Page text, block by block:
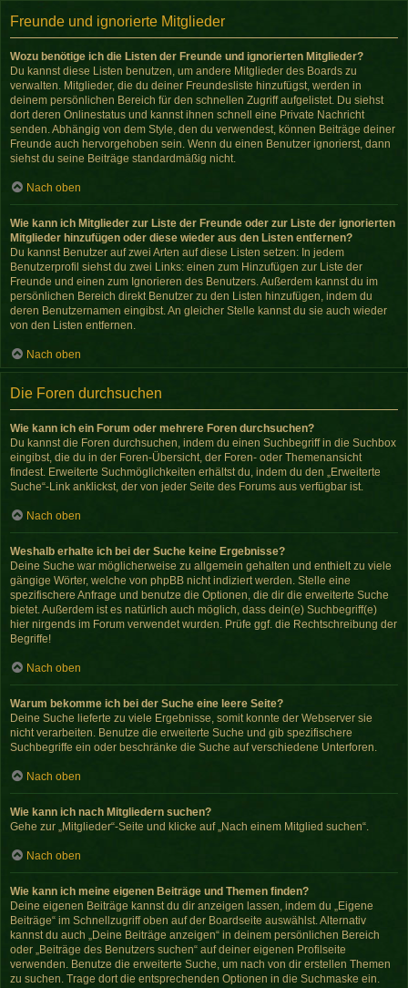
Freunde und ignorierte Mitglieder
Wozu benötige ich die Listen der Freunde und ignorierten Mitglieder?
Du kannst diese Listen benutzen, um andere Mitglieder des Boards zu
verwalten. Mitglieder, die du deiner Freundesliste hinzufügst, werden in
deinem persönlichen Bereich für den schnellen Zugriff aufgelistet. Du siehst
dort deren Onlinestatus und kannst ihnen schnell eine Private Nachricht
senden. Abhängig von dem Style, den du verwendest, können Beiträge deiner
Freunde auch hervorgehoben sein. Wenn du einen Benutzer ignorierst, dann
siehst du seine Beiträge standardmäßig nicht.
Nach oben
Wie kann ich Mitglieder zur Liste der Freunde oder zur Liste der ignorierten
Mitglieder hinzufügen oder diese wieder aus den Listen entfernen?
Du kannst Benutzer auf zwei Arten auf diese Listen setzen: In jedem
Benutzerprofil siehst du zwei Links: einen zum Hinzufügen zur Liste der
Freunde und einen zum Ignorieren des Benutzers. Außerdem kannst du im
persönlichen Bereich direkt Benutzer zu den Listen hinzufügen, indem du
deren Benutzernamen eingibst. An gleicher Stelle kannst du sie auch wieder
von den Listen entfernen.
Nach oben
Die Foren durchsuchen
Wie kann ich ein Forum oder mehrere Foren durchsuchen?
Du kannst die Foren durchsuchen, indem du einen Suchbegriff in die Suchbox
eingibst, die du in der Foren-Übersicht, der Foren- oder Themenansicht
findest. Erweiterte Suchmöglichkeiten erhältst du, indem du den „Erweiterte
Suche“-Link anklickst, der von jeder Seite des Forums aus verfügbar ist.
Nach oben
Weshalb erhalte ich bei der Suche keine Ergebnisse?
Deine Suche war möglicherweise zu allgemein gehalten und enthielt zu viele
gängige Wörter, welche von phpBB nicht indiziert werden. Stelle eine
spezifischere Anfrage und benutze die Optionen, die dir die erweiterte Suche
bietet. Außerdem ist es natürlich auch möglich, dass dein(e) Suchbegriff(e)
hier nirgends im Forum verwendet wurden. Prüfe ggf. die Rechtschreibung der
Begriffe!
Nach oben
Warum bekomme ich bei der Suche eine leere Seite?
Deine Suche lieferte zu viele Ergebnisse, somit konnte der Webserver sie
nicht verarbeiten. Benutze die erweiterte Suche und gib spezifischere
Suchbegriffe ein oder beschränke die Suche auf verschiedene Unterforen.
Nach oben
Wie kann ich nach Mitgliedern suchen?
Gehe zur „Mitglieder“-Seite und klicke auf „Nach einem Mitglied suchen“.
Nach oben
Wie kann ich meine eigenen Beiträge und Themen finden?
Deine eigenen Beiträge kannst du dir anzeigen lassen, indem du „Eigene
Beiträge“ im Schnellzugriff oben auf der Boardseite auswählst. Alternativ
kannst du auch „Deine Beiträge anzeigen“ in deinem persönlichen Bereich
oder „Beiträge des Benutzers suchen“ auf deiner eigenen Profilseite
verwenden. Benutze die erweiterte Suche, um nach von dir erstellen Themen
zu suchen. Trage dort die entsprechenden Optionen in die Suchmaske ein.